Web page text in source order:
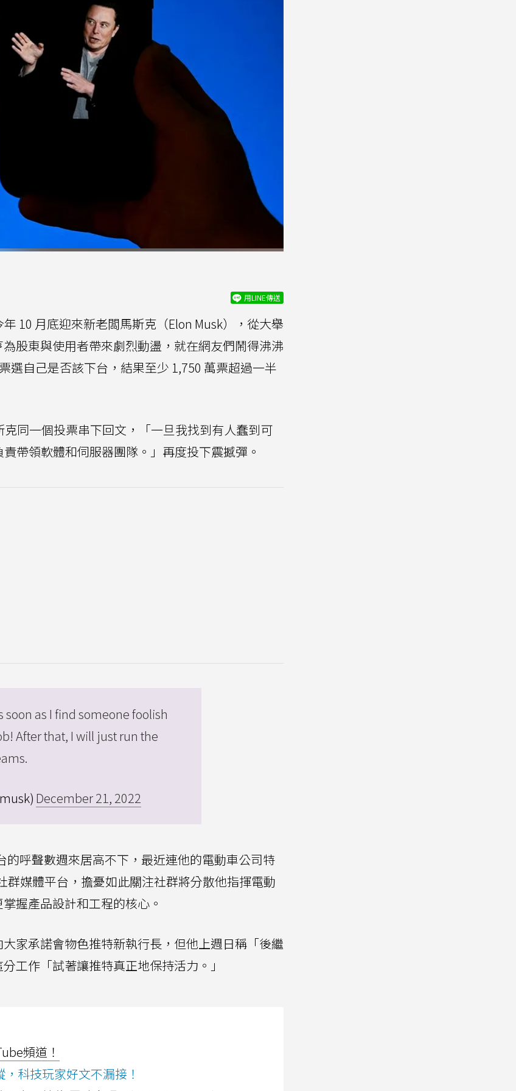
用LINE傳送
10 月底迎來新老闆馬斯克（Elon Musk），從大舉
股東與使用者帶來劇烈動盪，就在網友們鬧得沸沸
選自己是否該下台，結果至少 1,750 萬票超過一半
同一個投票串下回文，「一旦我找到有人蠢到可
帶領軟體和伺服器團隊。」再度投下震撼彈。
soon as I find someone foolish
After that, I will just run the
December 21, 2022
的呼聲數週來居高不下，最近連他的電動車公司特
媒體平台，擔憂如此關注社群將分散他指揮電動
握產品設計和工程的核心。
家承諾會物色推特新執行長，但他上週日稱「後繼
工作「試著讓推特真正地保持活力。」
頻道！
科技玩家好文不漏接！